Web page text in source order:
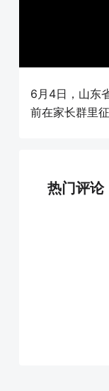
6月4日，山东
前在家长群里
热门评论